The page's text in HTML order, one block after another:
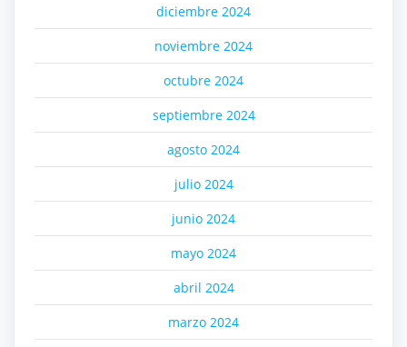
diciembre 2024
noviembre 2024
octubre 2024
septiembre 2024
agosto 2024
julio 2024
junio 2024
mayo 2024
abril 2024
marzo 2024